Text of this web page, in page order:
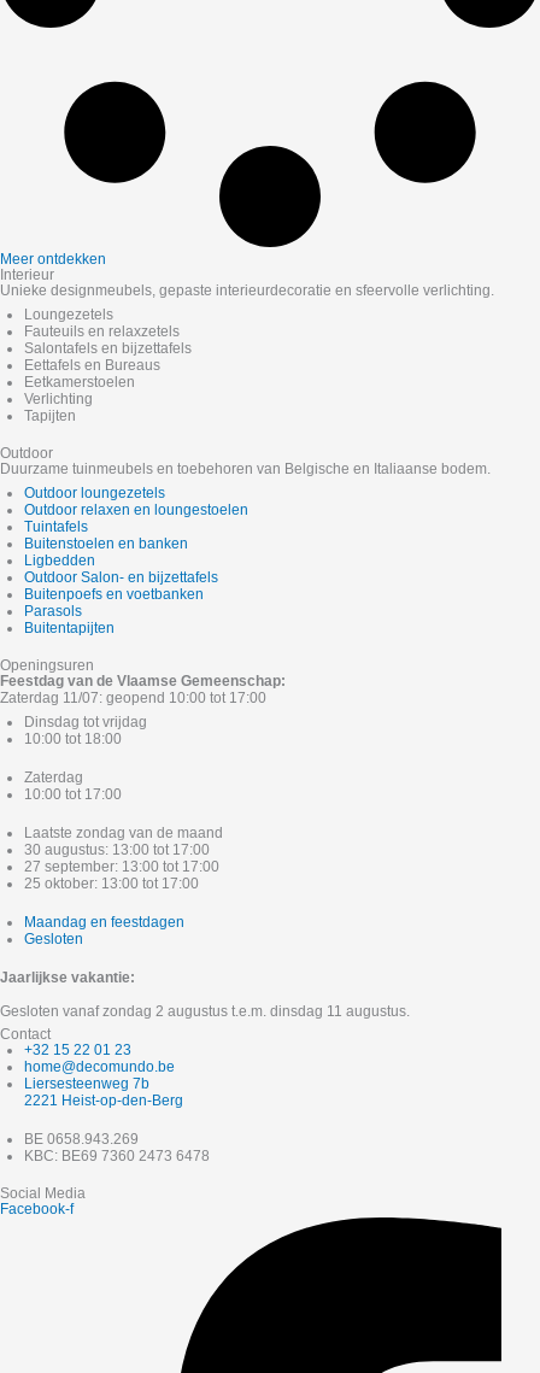
Meer ontdekken
Interieur
Unieke designmeubels, gepaste interieurdecoratie en sfeervolle verlichting.
Loungezetels
Fauteuils en relaxzetels
Salontafels en bijzettafels
Eettafels en Bureaus
Eetkamerstoelen
Verlichting
Tapijten
Outdoor
Duurzame tuinmeubels en toebehoren van Belgische en Italiaanse bodem.
Outdoor loungezetels
Outdoor relaxen en loungestoelen
Tuintafels
Buitenstoelen en banken
Ligbedden
Outdoor Salon- en bijzettafels
Buitenpoefs en voetbanken
Parasols
Buitentapijten
Openingsuren
Feestdag van de Vlaamse Gemeenschap:
Zaterdag 11/07: geopend 10:00 tot 17:00
Dinsdag tot vrijdag
10:00 tot 18:00
Zaterdag
10:00 tot 17:00
Laatste zondag van de maand
30 augustus: 13:00 tot 17:00
27 september: 13:00 tot 17:00
25 oktober: 13:00 tot 17:00
Maandag en feestdagen
Gesloten
Jaarlijkse vakantie:
Gesloten vanaf zondag 2 augustus t.e.m. dinsdag 11 augustus.
Contact
+32 15 22 01 23
home@decomundo.be
Liersesteenweg 7b
2221 Heist-op-den-Berg
BE 0658.943.269
KBC: BE69 7360 2473 6478
Social Media
Facebook-f